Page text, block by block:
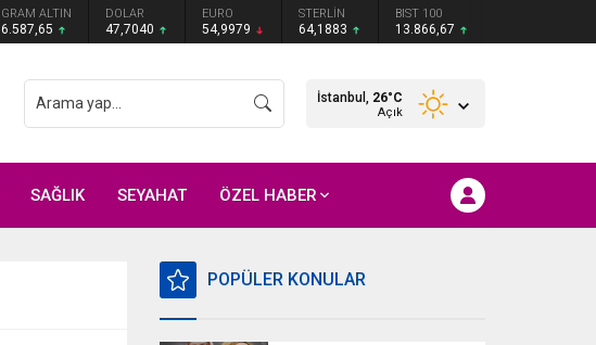
GRAM ALTIN
6.587,65
DOLAR
47,7040
EURO
54,9979
STERLİN
64,1883
BIST 100
13.866,67
İstanbul, 26°C
Açık
SAĞLIK SEYAHAT ÖZEL HABER
POPÜLER KONULAR